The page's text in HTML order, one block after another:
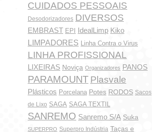
CUIDADOS PESSOAIS
Desodorizadores DIVERSOS
EMBRAST EPI IdealLimp Kiko
LIMPADORES Linha Contra o Virus
LINHA PROFISSIONAL
LIXEIRAS Noviça Organizadores PANOS
PARAMOUNT Plasvale
Plásticos Porcelana Potes RODOS Sacos
de Lixo SAGA SAGA TEXTIL
SANREMO Sanremo S/A Suka
SUPERPRO Superpro Indústria Taças e